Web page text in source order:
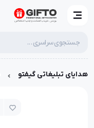
هدایای تبلیغاتی گیفتو